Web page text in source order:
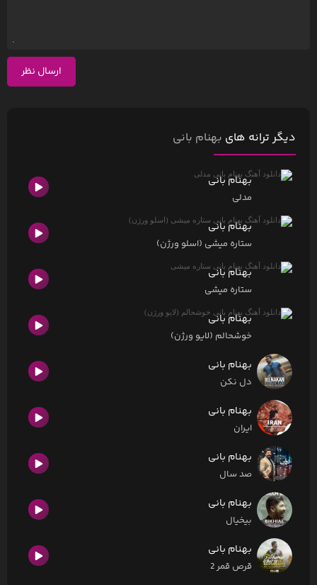
ارسال نظر
دیگر ترانه های بهنام بانی
بهنام بانی
مدلی
بهنام بانی
ستاره میشی (اسلو ورژن)
بهنام بانی
ستاره میشی
بهنام بانی
خوشحالم (لایو ورژن)
بهنام بانی
دل نکن
بهنام بانی
ایران
بهنام بانی
صد سال
بهنام بانی
بیخیال
بهنام بانی
قرص قمر 2